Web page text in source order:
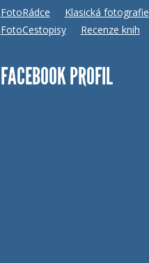
FotoRádce Klasická fotografie
FotoCestopisy
Recenze knih
FACEBOOK PROFIL